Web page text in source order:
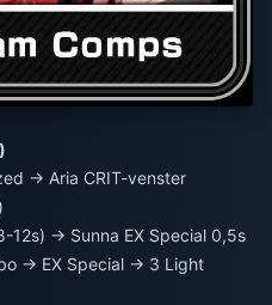
→ Aria CRIT-venster
12s) → Sunna EX Special 0,5s
→ EX Special → 3 Light